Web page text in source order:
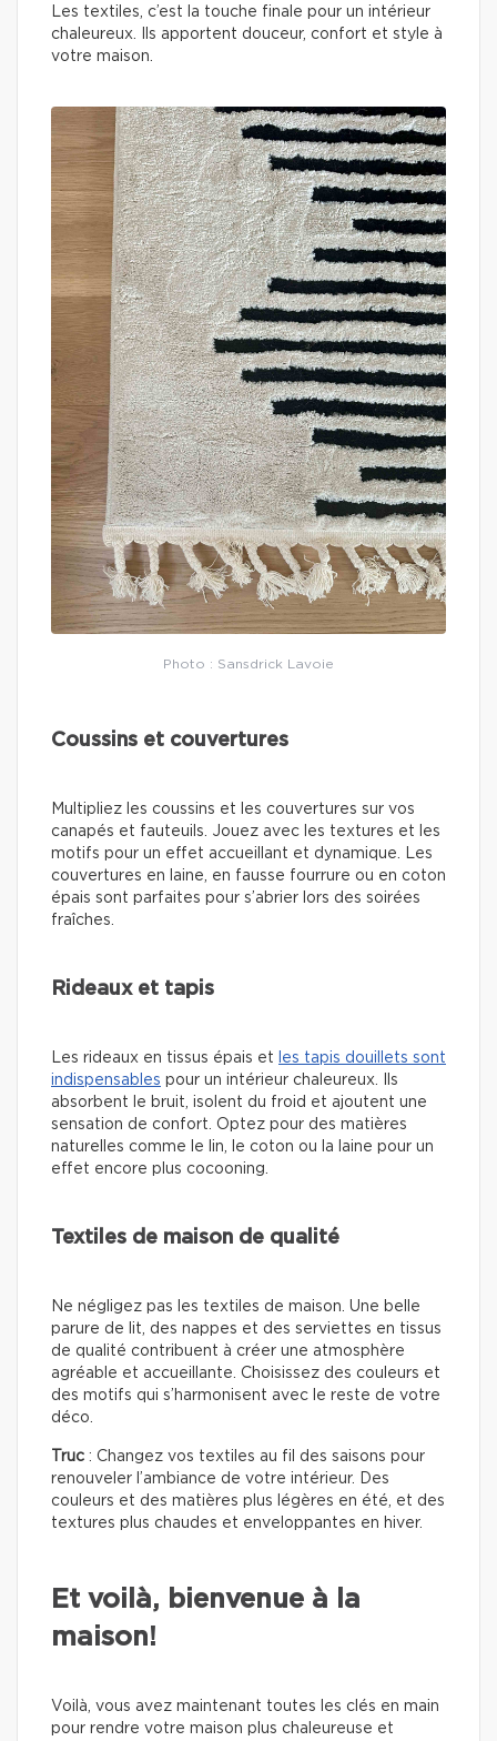
Les textiles, c’est la touche finale pour un intérieur
chaleureux. Ils apportent douceur, confort et style à
votre maison.
Photo : Sansdrick Lavoie
Coussins et couvertures
Multipliez les coussins et les couvertures sur vos
canapés et fauteuils. Jouez avec les textures et les
motifs pour un effet accueillant et dynamique. Les
couvertures en laine, en fausse fourrure ou en coton
épais sont parfaites pour s’abrier lors des soirées
fraîches.
Rideaux et tapis
Les rideaux en tissus épais et
les tapis douillets sont
indispensables pour un intérieur chaleureux. Ils
absorbent le bruit, isolent du froid et ajoutent une
sensation de confort. Optez pour des matières
naturelles comme le lin, le coton ou la laine pour un
effet encore plus cocooning.
Textiles de maison de qualité
Ne négligez pas les textiles de maison. Une belle
parure de lit, des nappes et des serviettes en tissus
de qualité contribuent à créer une atmosphère
agréable et accueillante. Choisissez des couleurs et
des motifs qui s’harmonisent avec le reste de votre
déco.
Truc : Changez vos textiles au fil des saisons pour
renouveler l’ambiance de votre intérieur. Des
couleurs et des matières plus légères en été, et des
textures plus chaudes et enveloppantes en hiver.
Et voilà, bienvenue à la
maison!
Voilà, vous avez maintenant toutes les clés en main
pour rendre votre maison plus chaleureuse et